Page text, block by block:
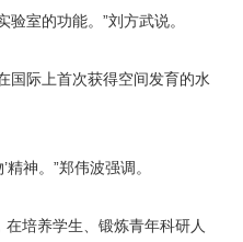
室的功能。”刘方武说。
国际上首次获得空间发育的水
神。”郑伟波强调。
在培养学生、锻炼青年科研人